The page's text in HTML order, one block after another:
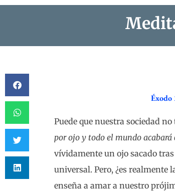
Éxodo
Puede que nuestra sociedad
por ojo y todo el mundo acabará
vívidamente un ojo sacado
universal. Pero, ¿es realmente
enseña a amar a nuestro